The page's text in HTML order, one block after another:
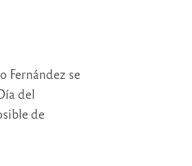
Fernández se
del
de